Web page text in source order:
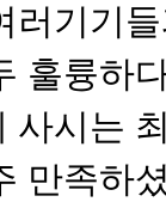
러기기
훌륭하
사시는
만족하